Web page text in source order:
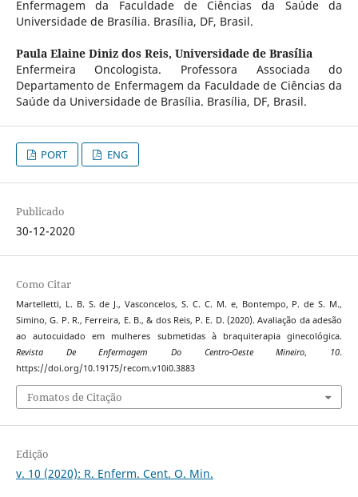
Enfermagem da Faculdade de Ciências da Saúde da
Universidade de Brasília. Brasília, DF, Brasil.
Paula Elaine Diniz dos Reis, Universidade de Brasília
Enfermeira Oncologista. Professora Associada do
Departamento de Enfermagem da Faculdade de Ciências da
Saúde da Universidade de Brasília. Brasília, DF, Brasil.
PORT ENG
Publicado
30-12-2020
Como Citar
Martelletti, L. B. S. de J., Vasconcelos, S. C. C. M. e, Bontempo, P. de S. M.,
Simino, G. P. R., Ferreira, E. B., & dos Reis, P. E. D. (2020). Avaliação da adesão
ao autocuidado em mulheres submetidas à braquiterapia ginecológica.
Revista De Enfermagem Do Centro-Oeste Mineiro, 10.
https://doi.org/10.19175/recom.v10i0.3883
Fomatos de Citação
Edição
v. 10 (2020): R. Enferm. Cent. O. Min.